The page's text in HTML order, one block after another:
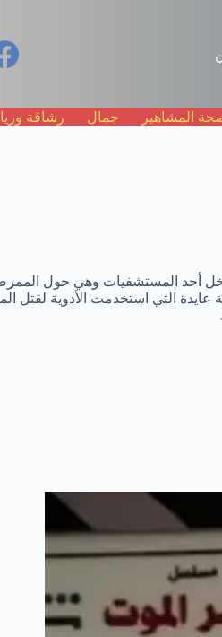
المشاهير جمال رشاقة
في مصر داخل أحد المستشفيات وهي حول
التي استخدمت الأدوية لقتل